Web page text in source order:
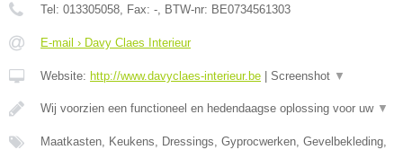
Tel: 013305058, Fax: -, BTW-nr: BE0734561303
E-mail › Davy Claes Interieur
Website: http://www.davyclaes-interieur.be Screenshot ▼
Wij voorzien een functioneel en hedendaagse oplossing voor uw ▼
Maatkasten, Keukens, Dressings, Gyprocwerken, Gevelbekleding,